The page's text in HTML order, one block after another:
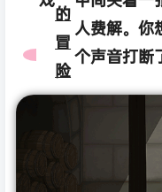
的
冒
险
人费解。你
个声音打断